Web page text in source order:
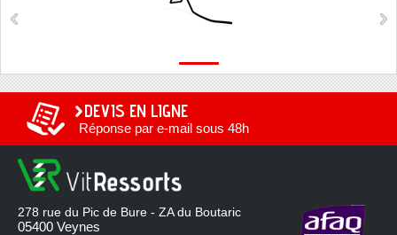
DEVIS EN LIGNE
Réponse par e-mail sous 48h
278 rue du Pic de Bure - ZA du Boutaric
05400 Veynes